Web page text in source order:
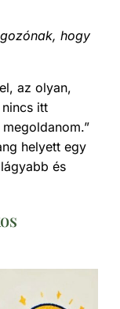
hogy
az olyan,
itt
helyett egy
és